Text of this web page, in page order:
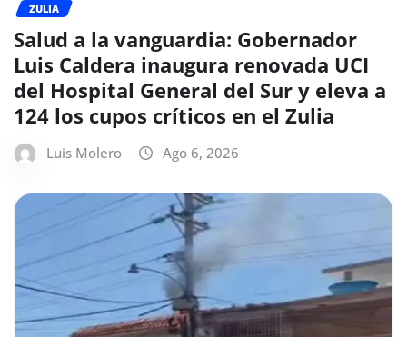
ZULIA
Salud a la vanguardia: Gobernador
Luis Caldera inaugura renovada UCI
del Hospital General del Sur y eleva a
124 los cupos críticos en el Zulia
Luis Molero Ago 6, 2026